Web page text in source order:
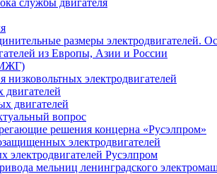
службы двигателя
размеры
из Европы, Азии и России
электродвигателей
двигателей
двигателей
вопрос
решения концерна «Русэлпром»
электродвигателей
Русэлпром
мельниц ленинградского